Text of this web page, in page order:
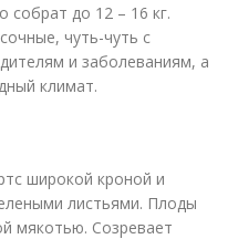
собрат до 12 – 16 кг.
чуть-чуть с
и заболеваниям, а
климат.
широкой кроной и
листьями. Плоды
мякотью. Созревает